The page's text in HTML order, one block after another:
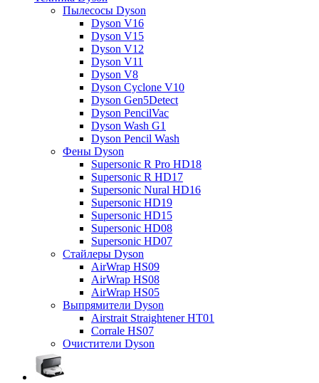
Пылесосы Dyson
Dyson V16
Dyson V15
Dyson V12
Dyson V11
Dyson V8
Dyson Cyclone V10
Dyson Gen5Detect
Dyson PencilVac
Dyson Wash G1
Dyson Pencil Wash
Фены Dyson
Supersonic R Pro HD18
Supersonic R HD17
Supersonic Nural HD16
Supersonic HD19
Supersonic HD15
Supersonic HD08
Supersonic HD07
Стайлеры Dyson
AirWrap HS09
AirWrap HS08
AirWrap HS05
Выпрямители Dyson
Airstrait Straightener HT01
Corrale HS07
Очистители Dyson